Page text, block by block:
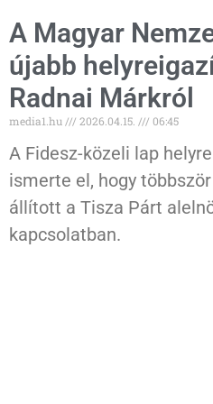
A Magyar
újabb
Radnai Márkról
media1.hu 2026.04.15. 06:45
A Fidesz-közeli lap
ismerte el, hogy
állított a Tisza Párt
kapcsolatban.